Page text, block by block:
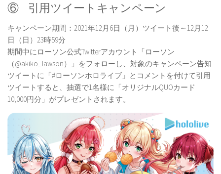
⑥ 引用ツイートキャンペーン
キャンペーン期間：2021年12月6日（月）ツイート後～12月12
日（日）23時59分
期間中にローソン公式Twitterアカウント「ローソン
（@akiko_lawson）」をフォローし、対象のキャンペーン告知
ツイートに「#ローソンホロライブ」とコメントを付けて引用
ツイートすると、抽選で1名様に「オリジナルQUOカード
10,000円分」がプレゼントされます。